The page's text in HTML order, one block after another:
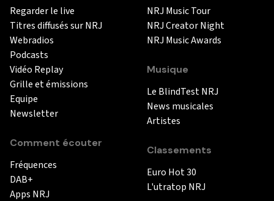
Regarder le live
Titres diffusés sur NRJ
Webradios
Podcasts
Vidéo Replay
Grille et émissions
Equipe
Newsletter
Comment écouter
Fréquences
DAB+
Apps NRJ
NRJ Music Tour
NRJ Creator Night
NRJ Music Awards
Musique
Le BlindTest NRJ
News musicales
Artistes
Classements
Euro Hot 30
L'utratop NRJ